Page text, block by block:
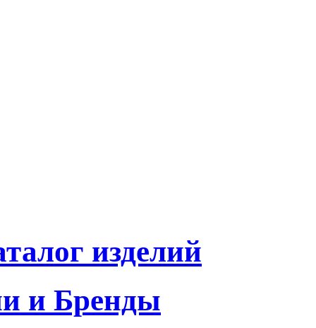
изделий
и Бренды